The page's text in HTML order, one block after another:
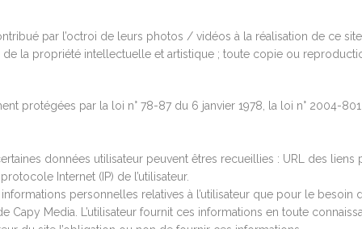
par l’octroi de leurs photos / vidéos à la réalisation de ce
la propriété intellectuelle et artistique ; toute copie ou
protégées par la loi n° 78-87 du 6 janvier 1978, la loi n° 2004-
données utilisateur peuvent êtres recueillies : URL des liens
Internet (IP) de l’utilisateur.
personnelles relatives à l’utilisateur que pour le
Capy Media. L’utilisateur fournit ces informations en toute